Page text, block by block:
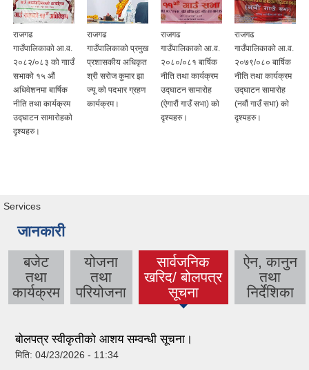
राजगढ
गाउँपालिकाको आ.व.
२०८२/०८३ को गााउँ
सभाको १५ औं
अधिवेशनमा बार्षिक
नीति तथा कार्यक्रम
उद्घाटन सामारोहकाे
दृश्यहरु।
राजगढ
गाउँपालिकाको प्रमुख
प्रशासकीय अधिकृत
श्री सरोज कुमार झा
ज्यू को पदभार ग्रहण
कार्यक्रम।
राजगढ
गाउँपालिकाको आ.व.
२०८०/०८१ बार्षिक
नीति तथा कार्यक्रम
उद्घाटन सामारोह
(ऐगारौं गाउँ सभा) काे
दृश्यहरु।
राजगढ
गाउँपालिकाको आ.व.
२०७९/०८० बार्षिक
नीति तथा कार्यक्रम
उद्घाटन सामारोह
(नवौं गाउँ सभा) काे
दृश्यहरु।
Services
जानकारी
बजेट
तथा
कार्यक्रम
योजना
तथा
परियोजना
सार्वजनिक
खरिद/ बोलपत्र
सूचना
(active tab)
ऐन, कानुन
तथा
निर्देशिका
बोलपत्र स्वीकृतीको आशय सम्वन्धी सूचना।
मिति: 04/23/2026 - 11:34